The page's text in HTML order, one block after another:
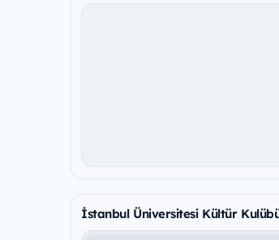
İstanbul Üniversitesi Kültür